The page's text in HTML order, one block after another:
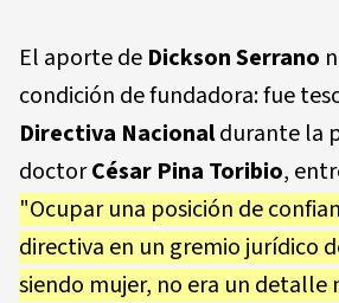
El aporte de Dickson Serrano
condición de fundadora: fue
Directiva Nacionaldurante la
doctorCésar Pina Toribio,
"Ocupar una posición de
directiva en un gremio jurídico
siendo mujer, no era un detalle